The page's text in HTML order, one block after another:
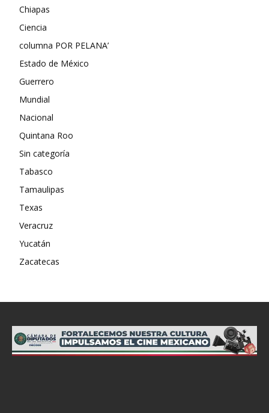
Chiapas
Ciencia
columna POR PELANA’
Estado de México
Guerrero
Mundial
Nacional
Quintana Roo
Sin categoría
Tabasco
Tamaulipas
Texas
Veracruz
Yucatán
Zacatecas